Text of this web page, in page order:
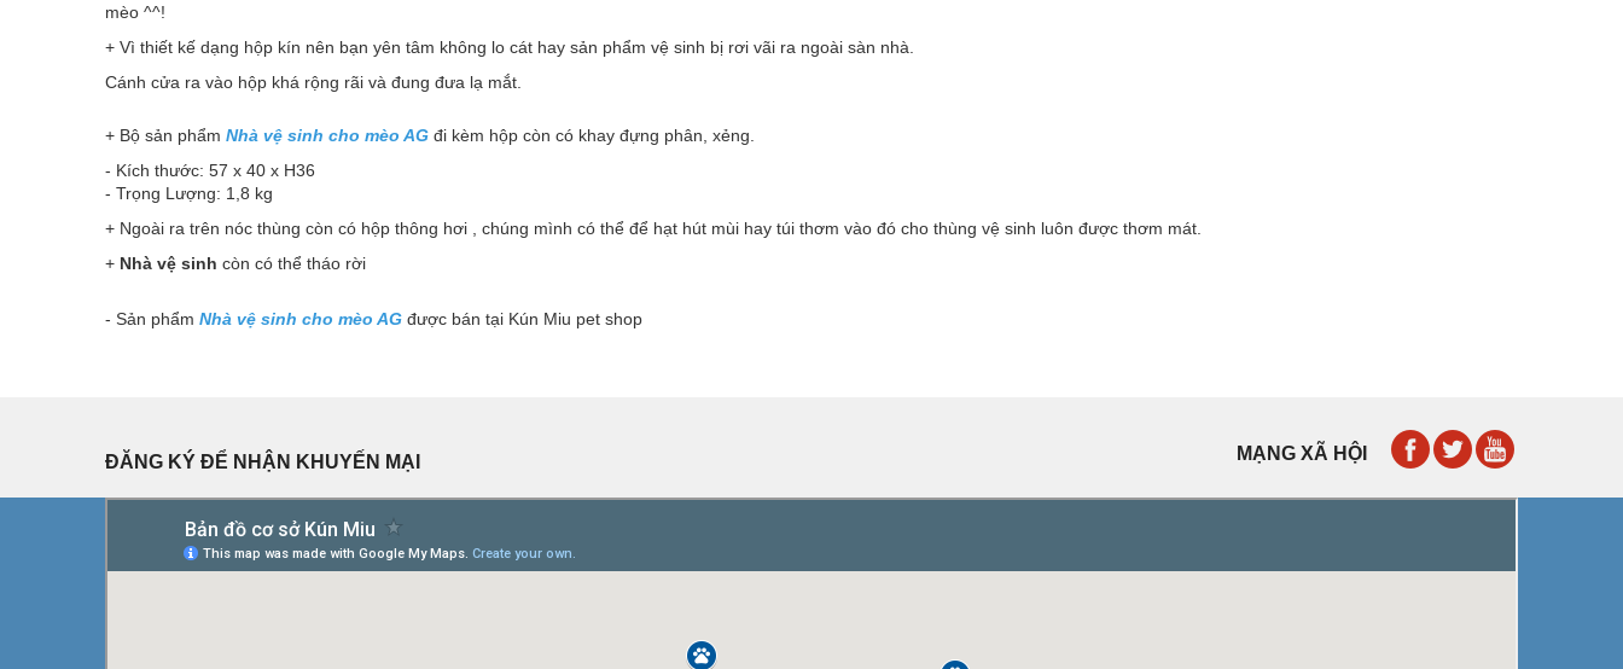
mèo ^^!
+ Vì thiết kế dạng hộp kín nên bạn yên tâm không lo cát hay sản phẩm vệ sinh bị rơi vãi ra ngoài sàn nhà.
Cánh cửa ra vào hộp khá rộng rãi và đung đưa lạ mắt.
+ Bộ sản phẩm Nhà vệ sinh cho mèo AG đi kèm hộp còn có khay đựng phân, xẻng.
- Kích thước: 57 x 40 x H36
- Trọng Lượng: 1,8 kg
+ Ngoài ra trên nóc thùng còn có hộp thông hơi , chúng mình có thể để hạt hút mùi hay túi thơm vào đó cho thùng vệ sinh luôn được thơm mát.
+ Nhà vệ sinh còn có thể tháo rời
- Sản phẩm Nhà vệ sinh cho mèo AG được bán tại Kún Miu pet shop
ĐĂNG KÝ ĐỂ NHẬN KHUYẾN MẠI MẠNG XÃ HỘI